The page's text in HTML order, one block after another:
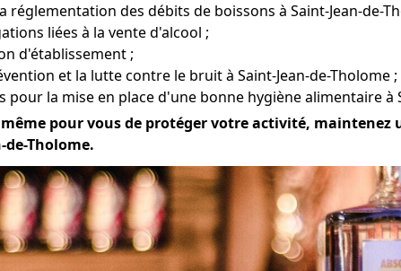
réglementation des débits de boissons à Saint-Jean-de-
liées à la vente d'alcool ;
d'établissement ;
et la lutte contre le bruit à Saint-Jean-de-Tholome ;
pour la mise en place d'une bonne hygiène alimentaire à
pour vous de protéger votre activité,
de-Tholome.